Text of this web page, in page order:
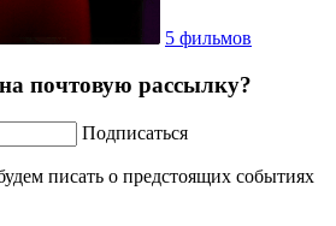
5 фильмов
почтовую рассылку?
Подписаться
писать о предстоящих событиях